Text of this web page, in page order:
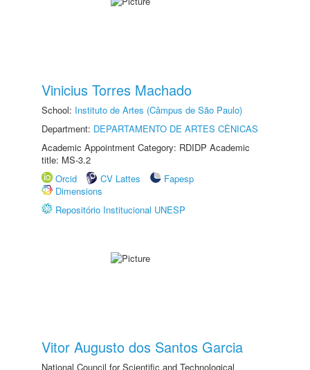
Vinicius Torres Machado
School: Instituto de Artes (Câmpus de São Paulo)
Department: DEPARTAMENTO DE ARTES CÊNICAS
Academic Appointment Category: RDIDP Academic
title: MS-3.2
Orcid
CV Lattes
Fapesp
Dimensions
Repositório Institucional UNESP
Vitor Augusto dos Santos Garcia
National Council for Scientific and Technological